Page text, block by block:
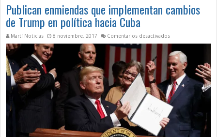
Publican enmiendas que implementan cambios
de Trump en política hacia Cuba
Martí Noticias 8 noviembre, 2017 Comentarios desactivadosen Publican